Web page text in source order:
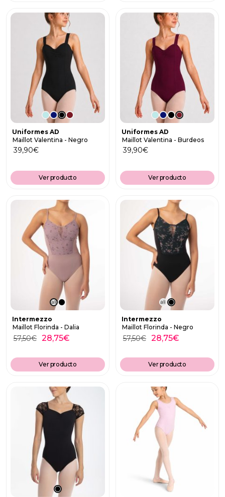
Uniformes AD
Maillot Valentina - Negro
39,90€
Ver producto
Uniformes AD
Maillot Valentina - Burdeos
39,90€
Ver producto
ali
a
Intermezzo
Maillot Florinda - Dalia
57,50€ 28,75€
Ver producto
ali
a
Intermezzo
Maillot Florinda - Negro
57,50€ 28,75€
Ver producto